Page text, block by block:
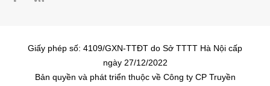
Giấy phép số: 4109/GXN-TTĐT do Sở TTTT Hà Nội cấp
ngày 27/12/2022
Bản quyền và phát triển thuộc về Công ty CP Truyền